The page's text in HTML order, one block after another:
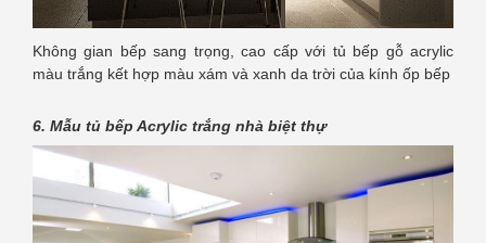
Không gian bếp sang trọng, cao cấp với tủ bếp gỗ acrylic
màu trắng kết hợp màu xám và xanh da trời của kính ốp bếp
6. Mẫu tủ bếp Acrylic trắng nhà biệt thự